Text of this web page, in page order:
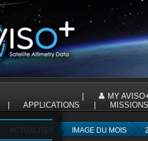
MY
APPLICATIONS MISSIONS
ACTUALITÉS IMAGE DU MOIS